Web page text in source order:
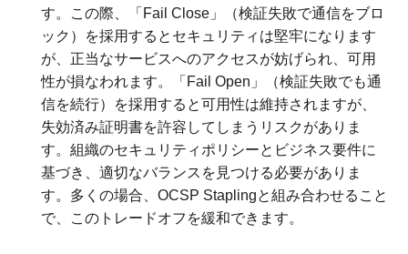
す。この際、「Fail Close」（検証失敗で通信をブロ
ック）を採用するとセキュリティは堅牢になります
が、正当なサービスへのアクセスが妨げられ、可用
性が損なわれます。「Fail Open」（検証失敗でも通
信を続行）を採用すると可用性は維持されますが、
失効済み証明書を許容してしまうリスクがありま
す。組織のセキュリティポリシーとビジネス要件に
基づき、適切なバランスを見つける必要がありま
す。多くの場合、OCSP Staplingと組み合わせること
で、このトレードオフを緩和できます。